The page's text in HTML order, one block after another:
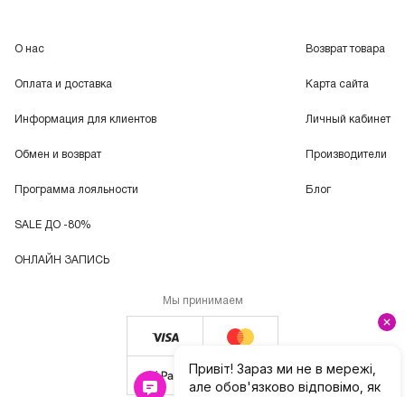
О нас
Оплата и доставка
Информация для клиентов
Обмен и возврат
Программа лояльности
SALE ДО -80%
ОНЛАЙН ЗАПИСЬ
Возврат товара
Карта сайта
Личный кабинет
Производители
Блог
Мы принимаем